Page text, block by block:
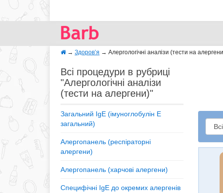
→ Здоров’я → Алергологічні аналізи (тести на
Всі процедури в рубриці
"Алергологічні аналізи
(тести на алергени)"
Загальний IgE (імуноглобулін E
загальний)
Алергопанель (респіраторні
алергени)
Алергопанель (харчові алергени)
Специфічні IgE до окремих алергенів